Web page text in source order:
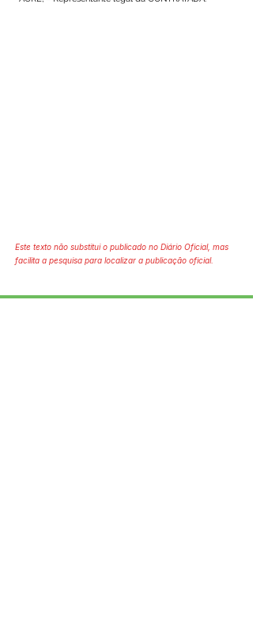
Este texto não substitui o publicado no Diário Oficial, mas
facilita a pesquisa para localizar a publicação oficial.